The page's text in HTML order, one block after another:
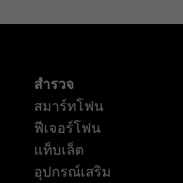
สำรวจ
สมาร์ทโฟน
ฟีเจอร์โฟน
แท็บเล็ต
อุปกรณ์เสริม